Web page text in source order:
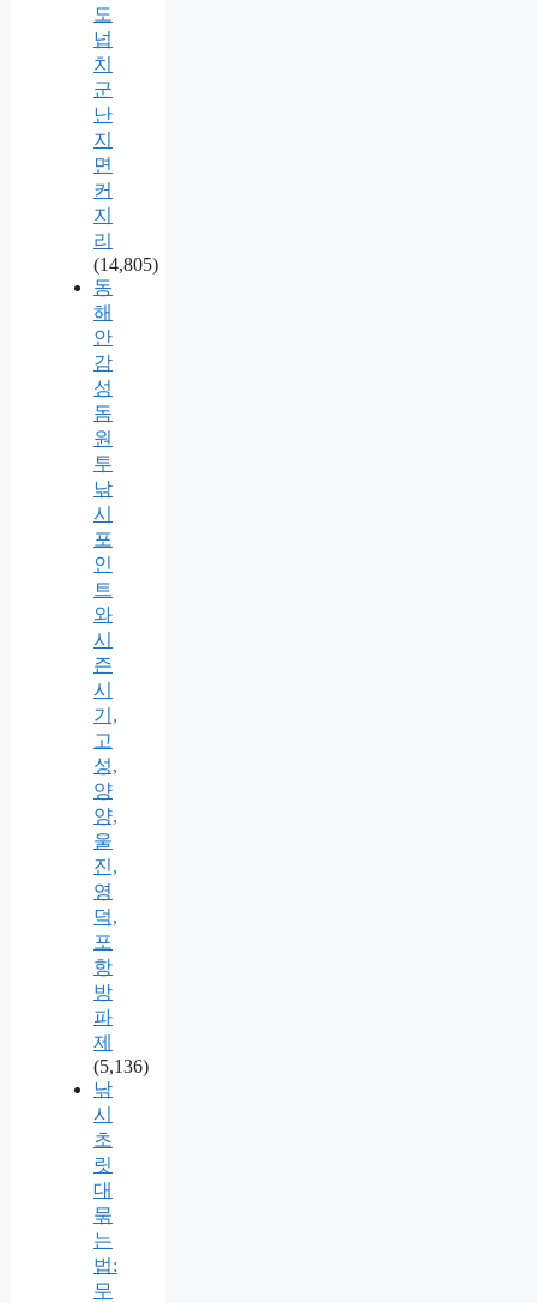
도
넙
치
군
난
지
면
커
지
리
(14,805)
동
해
안
감
성
돔
원
투
낚
시
포
인
트
와
시
즌
시
기,
고
성,
양
양,
울
진,
영
덕,
포
항
방
파
제
(5,136)
낚
시
초
릿
대
묶
는
법:
무